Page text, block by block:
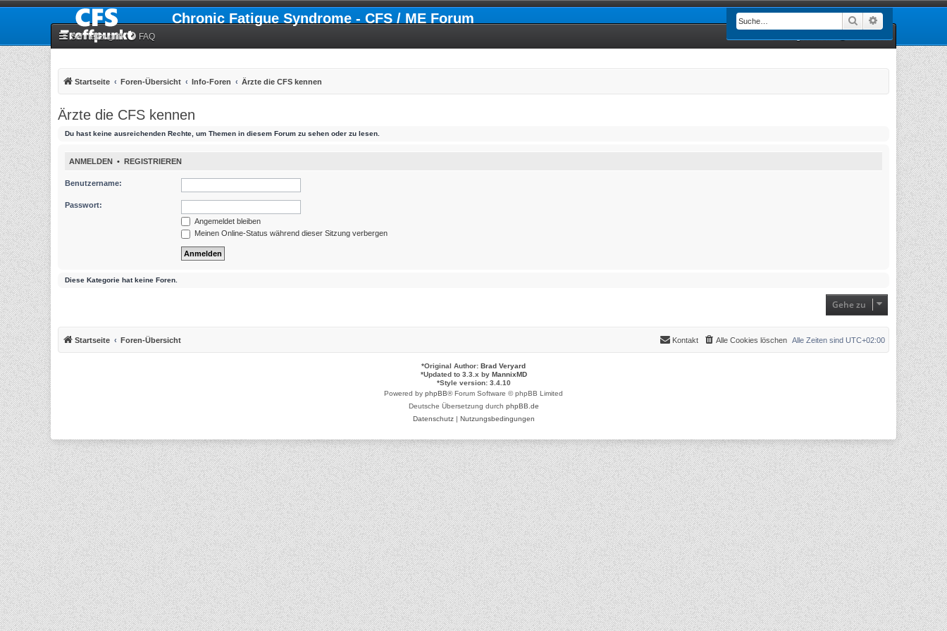
Chronic Fatigue Syndrome - CFS / ME Forum Suche
Schnellzugriff FAQ
Startseite Foren-Übersicht Info-Foren Ärzte die CFS kennen
Ärzte die CFS kennen
Du hast keine ausreichenden Rechte, um Themen in diesem Forum zu sehen oder zu lesen.
ANMELDEN • REGISTRIEREN
Benutzername:
Passwort:
Angemeldet bleiben
Meinen Online-Status während dieser Sitzung verbergen
Diese Kategorie hat keine Foren.
Gehe zu
Startseite Foren-Übersicht Alle Zeiten sind UTC+02:00
Alle Cookies löschen
Kontakt
*Original Author: Brad Veryard
*Updated to 3.3.x by MannixMD
*Style version: 3.4.10
Powered by phpBB® Forum Software © phpBB Limited
Deutsche Übersetzung durch phpBB.de
Datenschutz| Nutzungsbedingungen